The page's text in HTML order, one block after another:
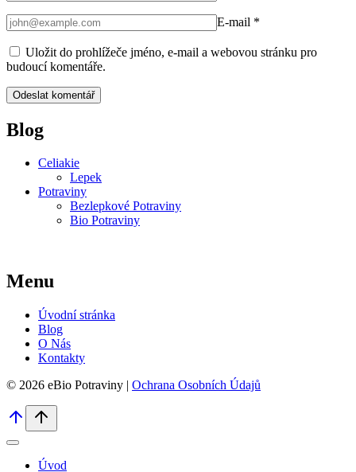
E-mail *
Uložit do prohlížeče jméno, e-mail a webovou stránku pro
budoucí komentáře.
Blog
Celiakie
Lepek
Potraviny
Bezlepkové Potraviny
Bio Potraviny
Menu
Úvodní stránka
Blog
O Nás
Kontakty
© 2026 eBio Potraviny | Ochrana Osobních Údajů
Úvod